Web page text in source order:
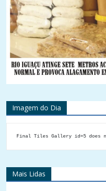
Imagem do Dia
Final Tiles Gallery id=5 does
Mais Lidas